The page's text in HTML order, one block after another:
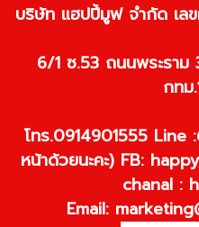
บริษัท แฮปปี้มูฟ จำกัด เล
6/1 ซ.53 ถนนพระราม
กทม
โทร.0914901555 Line
หน้าด้วยนะคะ) FB:
chanal :
Email: